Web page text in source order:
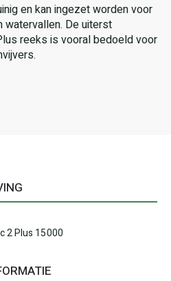
en kan ingezet worden voor
De uiterst
reeks is vooral bedoeld voor
2 Plus 15000